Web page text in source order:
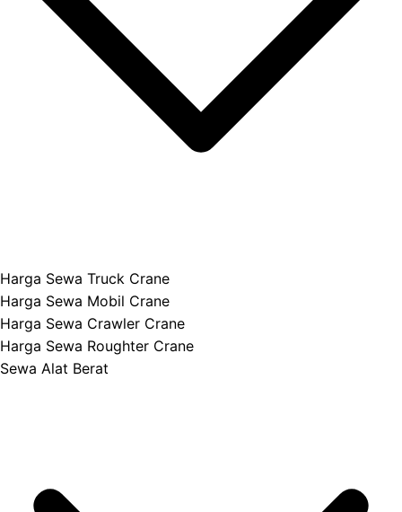
Harga Sewa Truck Crane
Harga Sewa Mobil Crane
Harga Sewa Crawler Crane
Harga Sewa Roughter Crane
Sewa Alat Berat